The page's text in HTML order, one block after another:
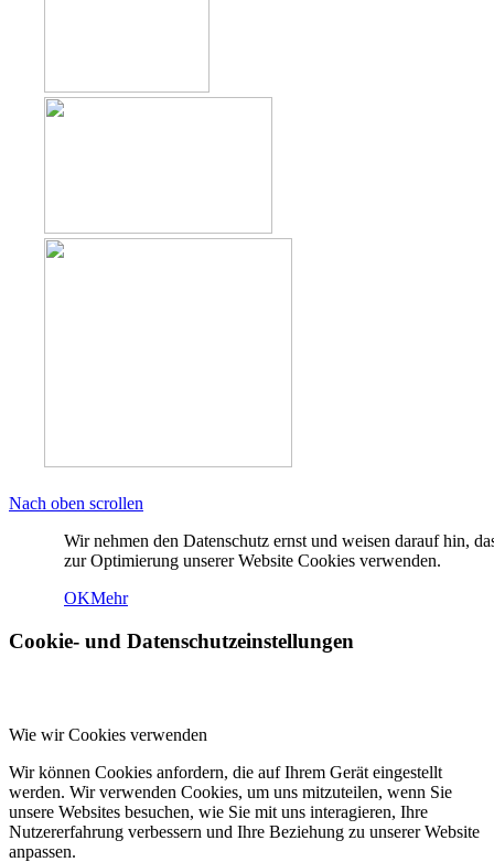
Nach oben scrollen
Wir nehmen den Datenschutz ernst und weisen darauf hin,
zur Optimierung unserer Website Cookies verwenden.
OKMehr
Cookie- und Datenschutzeinstellungen
Wie wir Cookies verwenden
Wir können Cookies anfordern, die auf Ihrem Gerät eingestellt
werden. Wir verwenden Cookies, um uns mitzuteilen, wenn Sie
unsere Websites besuchen, wie Sie mit uns interagieren, Ihre
Nutzererfahrung verbessern und Ihre Beziehung zu unserer Website
anpassen.